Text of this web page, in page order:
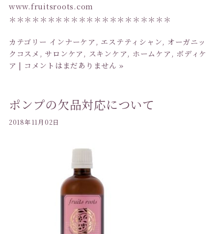
www.fruitsroots.com
＊＊＊＊＊＊＊＊＊＊＊＊＊＊＊＊＊＊＊＊＊
カテゴリー インナーケア, エステティシャン, オーガニッ
クコスメ , サロンケア, スキンケア, ホームケア, ボディケ
ア | コメントはまだありません »
ポンプの欠品対応について
2018年11月02日